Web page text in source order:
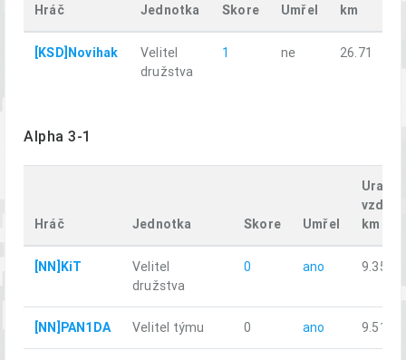
Hráč Jednotka Skore Umřel
km
[KSD]Novihak
Velitel
družstva
1 ne 26.71
Alpha 3-1
Hráč Jednotka Skore Umřel
km
[NN]KiT
Velitel
družstva
0 ano 9.35
[NN]PAN1DA Velitel týmu 0 ano 9.51